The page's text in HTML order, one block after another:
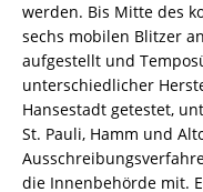
werden. Bis Mitte des
sechs mobilen Blitzer
aufgestellt und
unterschiedlicher
Hansestadt getestet,
St. Pauli, Hamm und
die Innenbehörde mit.